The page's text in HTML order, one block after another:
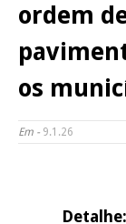
ordem
os
Em - 9.1.26